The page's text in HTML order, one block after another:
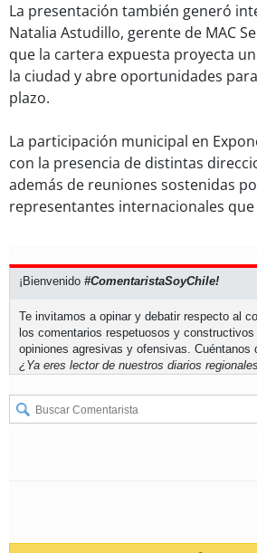
La presentación también generó
Natalia Astudillo, gerente de MAC
que la cartera expuesta proyecta
la ciudad y abre oportunidades
plazo.
La participación municipal en
con la presencia de distintas
además de reuniones sostenidas
representantes internacionales
¡Bienvenido #ComentaristaSoyChile!
Te invitamos a opinar y debatir respecto al
los comentarios respetuosos y
opiniones agresivas y ofensivas.
¿Ya eres lector de nuestros diarios